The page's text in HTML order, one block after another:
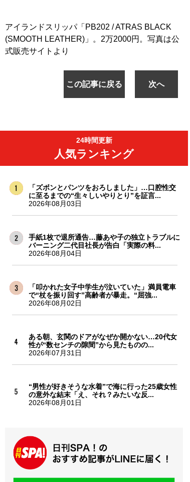
アイランドスリッパ「PB202 / ATRAS BLACK
(SMOOTH LEATHER)」。2万2000円。写真は公
式販売サイトより
この記事に戻る 次へ
24時間更新
人気ランキング
「ズボンとパンツをおろしました」…口腔性交
に至るまでの“生々しいやりとり”を証言...
2026年08月03日
手紙1枚で退所通告…藤あや子の独立トラブルに
バーニング二代目社長が告白「実際の料...
2026年08月04日
「叩かれた女子中学生が泣いていた」満員電車
で“杖を振り回す”高齢者が暴走。“屈強...
2026年08月02日
ある朝、玄関のドアがなぜか開かない…20代女
性が“数センチの隙間”から見たものの...
2026年07月31日
“男性が好きそうな水着”で海に行った25歳女性
の意外な結末「え、それ？みたいな反...
2026年08月01日